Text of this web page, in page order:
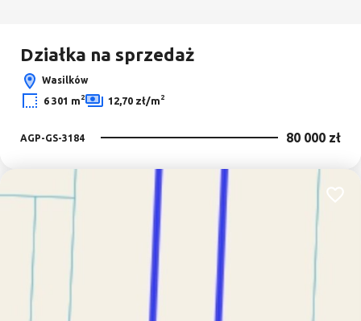
Działka na sprzedaż
Wasilków
6 301 m2 12,70 zł/m2
AGP-GS-3184 80 000 zł